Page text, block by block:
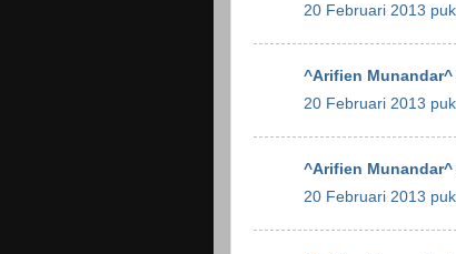
20 Februari 2013
^Arifien Munandar^
20 Februari 2013
^Arifien Munandar^
20 Februari 2013